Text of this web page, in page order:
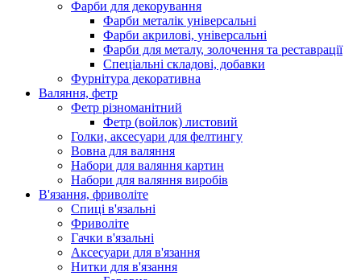
Фарби для декорування
Фарби металік універсальні
Фарби акрилові, універсальні
Фарби для металу, золочення та реставрації
Спеціальні складові, добавки
Фурнітура декоративна
Валяння, фетр
Фетр різноманітний
Фетр (войлок) листовий
Голки, аксесуари для фелтингу
Вовна для валяння
Набори для валяння картин
Набори для валяння виробів
В'язання, фриволіте
Спиці в'язальні
Фриволіте
Гачки в'язальні
Аксесуари для в'язання
Нитки для в'язання